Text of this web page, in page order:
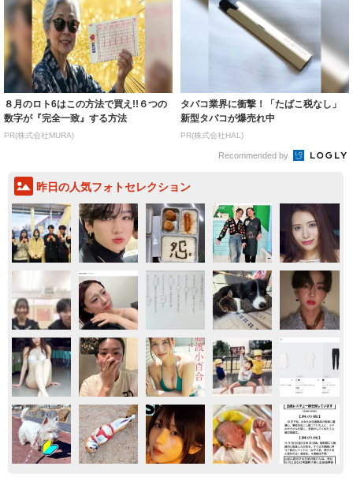
８月のロト6はこの方法で買え!!６つの
数字が『完全一致』する方法
PR(株式会社MURA)
タバコ業界に衝撃！「たばこ税なし」
新型タバコが爆売れ中
PR(株式会社HAL)
Recommended by
昨日の人気フォトセレクション